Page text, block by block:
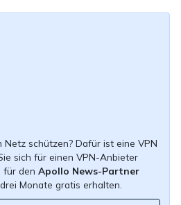
Netz schützen? Dafür ist eine VPN
sich für einen VPN-Anbieter
für den Apollo News-Partner
Monate gratis erhalten.